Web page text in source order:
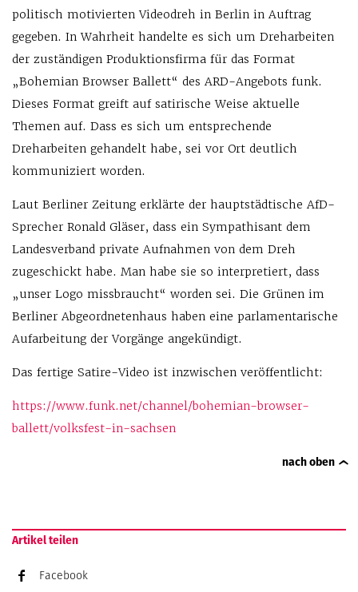
politisch motivierten Videodreh in Berlin in Auftrag
gegeben. In Wahrheit handelte es sich um Dreharbeiten
der zuständigen Produktionsfirma für das Format
„Bohemian Browser Ballett“ des ARD-Angebots funk.
Dieses Format greift auf satirische Weise aktuelle
Themen auf. Dass es sich um entsprechende
Dreharbeiten gehandelt habe, sei vor Ort deutlich
kommuniziert worden.
Laut Berliner Zeitung erklärte der hauptstädtische AfD-
Sprecher Ronald Gläser, dass ein Sympathisant dem
Landesverband private Aufnahmen von dem Dreh
zugeschickt habe. Man habe sie so interpretiert, dass
„unser Logo missbraucht“ worden sei. Die Grünen im
Berliner Abgeordnetenhaus haben eine parlamentarische
Aufarbeitung der Vorgänge angekündigt.
Das fertige Satire-Video ist inzwischen veröffentlicht:
https://www.funk.net/channel/bohemian-browser-
ballett/volksfest-in-sachsen
nach oben
Artikel teilen
Facebook